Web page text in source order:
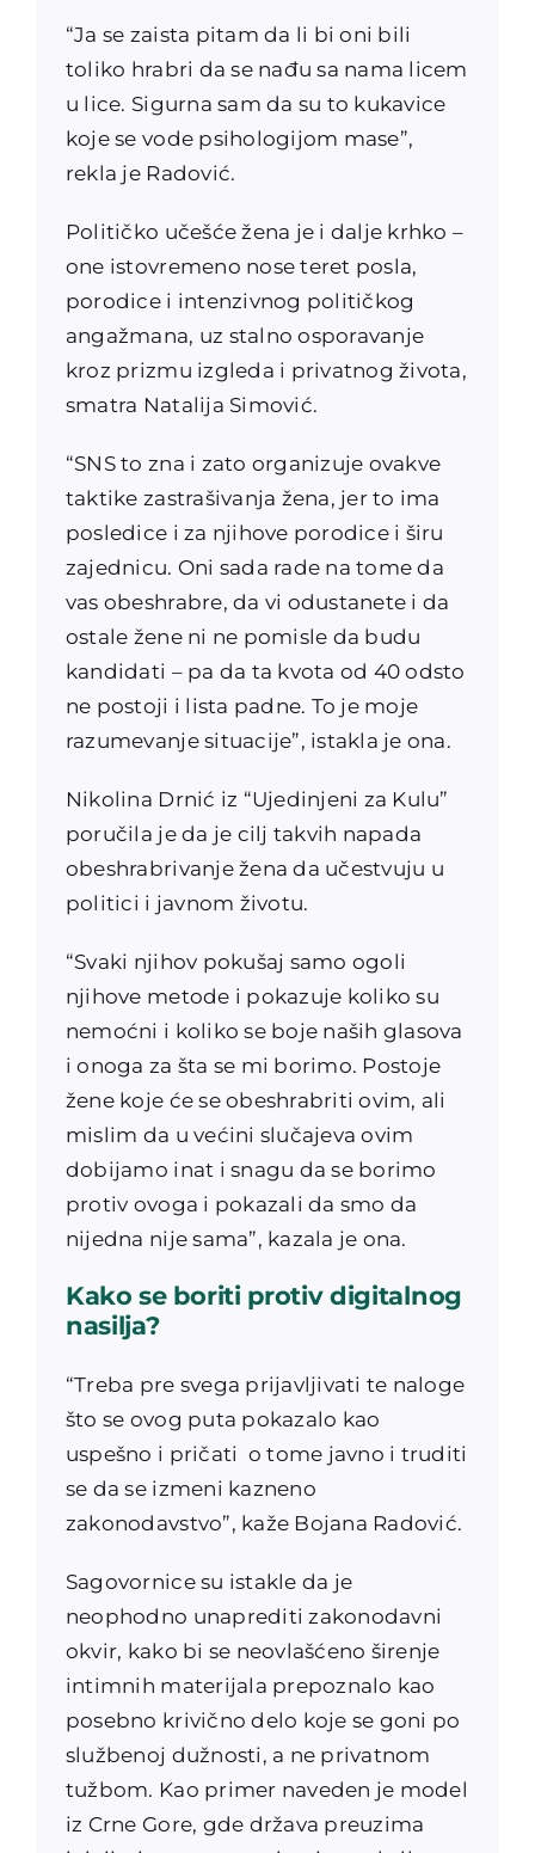
“Ja se zaista pitam da li bi oni bili
toliko hrabri da se nađu sa nama licem
u lice. Sigurna sam da su to kukavice
koje se vode psihologijom mase”,
rekla je Radović.
Političko učešće žena je i dalje krhko –
one istovremeno nose teret posla,
porodice i intenzivnog političkog
angažmana, uz stalno osporavanje
kroz prizmu izgleda i privatnog života,
smatra Natalija Simović.
“SNS to zna i zato organizuje ovakve
taktike zastrašivanja žena, jer to ima
posledice i za njihove porodice i širu
zajednicu. Oni sada rade na tome da
vas obeshrabre, da vi odustanete i da
ostale žene ni ne pomisle da budu
kandidati – pa da ta kvota od 40 odsto
ne postoji i lista padne. To je moje
razumevanje situacije”, istakla je ona.
Nikolina Drnić iz “Ujedinjeni za Kulu”
poručila je da je cilj takvih napada
obeshrabrivanje žena da učestvuju u
politici i javnom životu.
“Svaki njihov pokušaj samo ogoli
njihove metode i pokazuje koliko su
nemoćni i koliko se boje naših glasova
i onoga za šta se mi borimo. Postoje
žene koje će se obeshrabriti ovim, ali
mislim da u većini slučajeva ovim
dobijamo inat i snagu da se borimo
protiv ovoga i pokazali da smo da
nijedna nije sama”, kazala je ona.
Kako se boriti protiv digitalnog
nasilja?
“Treba pre svega prijavljivati te naloge
što se ovog puta pokazalo kao
uspešno i pričati o tome javno i truditi
se da se izmeni kazneno
zakonodavstvo”, kaže Bojana Radović.
Sagovornice su istakle da je
neophodno unaprediti zakonodavni
okvir, kako bi se neovlašćeno širenje
intimnih materijala prepoznalo kao
posebno krivično delo koje se goni po
službenoj dužnosti, a ne privatnom
tužbom. Kao primer naveden je model
iz Crne Gore, gde država preuzima